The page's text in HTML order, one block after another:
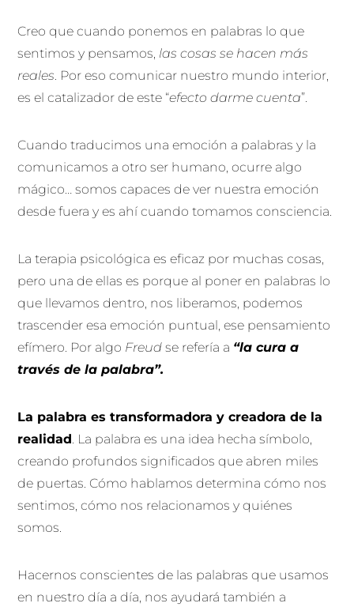
Creo que cuando ponemos en palabras lo que
sentimos y pensamos, las cosas se hacen más
reales. Por eso comunicar nuestro mundo interior,
es el catalizador de este “efecto darme cuenta”.
Cuando traducimos una emoción a palabras y la
comunicamos a otro ser humano, ocurre algo
mágico… somos capaces de ver nuestra emoción
desde fuera y es ahí cuando tomamos consciencia.
La terapia psicológica es eficaz por muchas cosas,
pero una de ellas es porque al poner en palabras lo
que llevamos dentro, nos liberamos, podemos
trascender esa emoción puntual, ese pensamiento
efímero. Por algo Freud se refería a “la cura a
través de la palabra”.
La palabra es transformadora y creadora de la
realidad. La palabra es una idea hecha símbolo,
creando profundos significados que abren miles
de puertas. Cómo hablamos determina cómo nos
sentimos, cómo nos relacionamos y quiénes
somos.
Hacernos conscientes de las palabras que usamos
en nuestro día a día, nos ayudará también a